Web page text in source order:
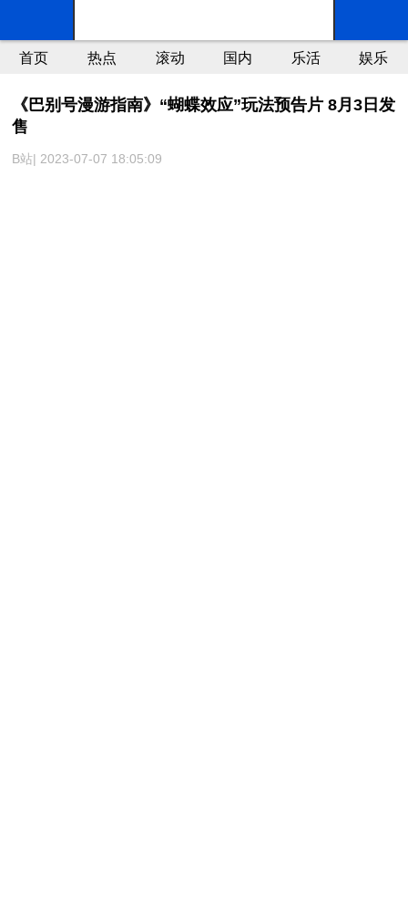
首页 热点 滚动 国内 乐活 娱乐
《巴别号漫游指南》“蝴蝶效应”玩法预告片 8月3日发
售
B站| 2023-07-07 18:05:09